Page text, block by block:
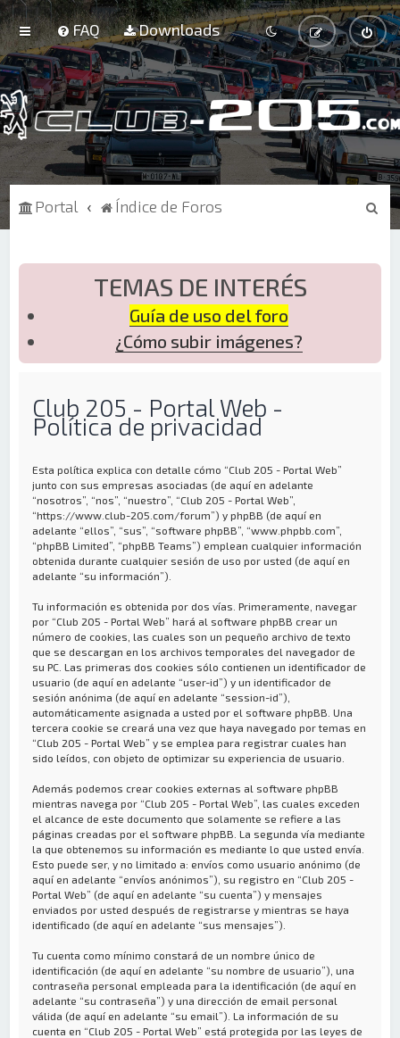
FAQ Downloads
Portal Índice de Foros
B
TEMAS DE INTERÉS
Guía de uso del foro
¿Cómo subir imágenes?
Club 205 - Portal Web -
Política de privacidad
Esta política explica con detalle cómo “Club 205 - Portal Web”
junto con sus empresas asociadas (de aquí en adelante
“nosotros”, “nos”, “nuestro”, “Club 205 - Portal Web”,
“https://www.club-205.com/forum”) y phpBB (de aquí en
adelante “ellos”, “sus”, “software phpBB”, “www.phpbb.com”,
“phpBB Limited”, “phpBB Teams”) emplean cualquier información
obtenida durante cualquier sesión de uso por usted (de aquí en
adelante “su información”).
Tu información es obtenida por dos vías. Primeramente, navegar
por “Club 205 - Portal Web” hará al software phpBB crear un
número de cookies, las cuales son un pequeño archivo de texto
que se descargan en los archivos temporales del navegador de
su PC. Las primeras dos cookies sólo contienen un identificador de
usuario (de aquí en adelante “user-id”) y un identificador de
sesión anónima (de aquí en adelante “session-id”),
automáticamente asignada a usted por el software phpBB. Una
tercera cookie se creará una vez que haya navegado por temas en
“Club 205 - Portal Web” y se emplea para registrar cuales han
sido leídos, con objeto de optimizar su experiencia de usuario.
Además podemos crear cookies externas al software phpBB
mientras navega por “Club 205 - Portal Web”, las cuales exceden
el alcance de este documento que solamente se refiere a las
páginas creadas por el software phpBB. La segunda vía mediante
la que obtenemos su información es mediante lo que usted envía.
Esto puede ser, y no limitado a: envíos como usuario anónimo (de
aquí en adelante “envíos anónimos”), su registro en “Club 205 -
Portal Web” (de aquí en adelante “su cuenta”) y mensajes
enviados por usted después de registrarse y mientras se haya
identificado (de aquí en adelante “sus mensajes”).
Tu cuenta como mínimo constará de un nombre único de
identificación (de aquí en adelante “su nombre de usuario”), una
contraseña personal empleada para la identificación (de aquí en
adelante “su contraseña”) y una dirección de email personal
válida (de aquí en adelante “su email”). La información de su
cuenta en “Club 205 - Portal Web” está protegida por las leyes de